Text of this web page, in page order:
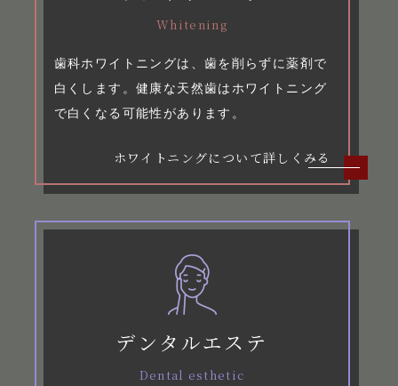
Whitening
歯科ホワイトニングは、歯を削らずに薬剤で
白くします。健康な天然歯はホワイトニング
で白くなる可能性があります。
ホワイトニングについて詳しくみる
デンタルエステ
Dental esthetic